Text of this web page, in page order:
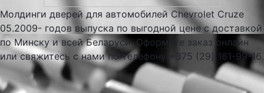
Молдинги дверей для автомобилей Chevrolet Cruze
05.2009- годов выпуска по выгодной цене с доставкой
по Минску и всей Беларуси. Оформите заказ онлайн
или свяжитесь с нами по телефону +375 (29) 161-99-16.